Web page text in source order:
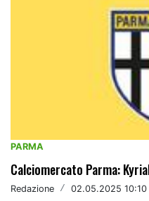
PARMA
Calciomercato Parma:
Redazione / 02.05.2025 10:10